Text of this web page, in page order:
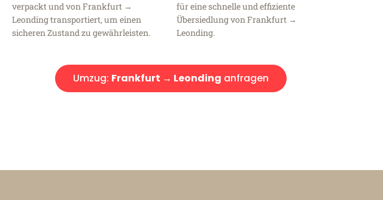
verpackt und von Frankfurt →
Leonding transportiert, um einen
sicheren Zustand zu gewährleisten.
für eine schnelle und effiziente
Übersiedlung von Frankfurt →
Leonding.
Umzug: Frankfurt → Leonding anfragen